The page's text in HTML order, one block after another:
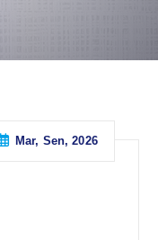
Mar, Sen, 2026